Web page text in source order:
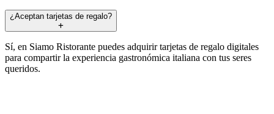
¿Aceptan tarjetas de regalo?
Sí, en Siamo Ristorante puedes adquirir tarjetas de regalo digitales
para compartir la experiencia gastronómica italiana con tus seres
queridos.